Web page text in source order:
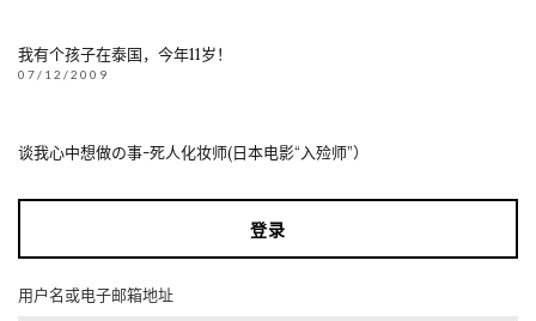
我有个孩子在泰国，今年11岁！
07/12/2009
谈我心中想做の事-死人化妆师(日本电影“入殓师”）
登录
用户名或电子邮箱地址